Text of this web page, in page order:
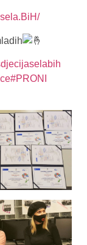
#PRONI